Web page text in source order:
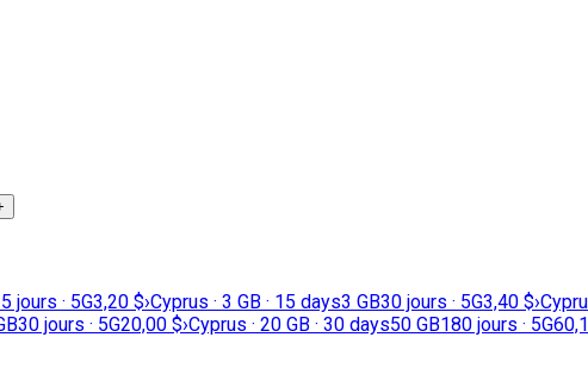
jours · 5G3,20 $›Cyprus · 3 GB · 15 days3 GB30 jours · 5G3,40 $›
30 jours · 5G20,00 $›Cyprus · 20 GB · 30 days50 GB180 jours · 5G